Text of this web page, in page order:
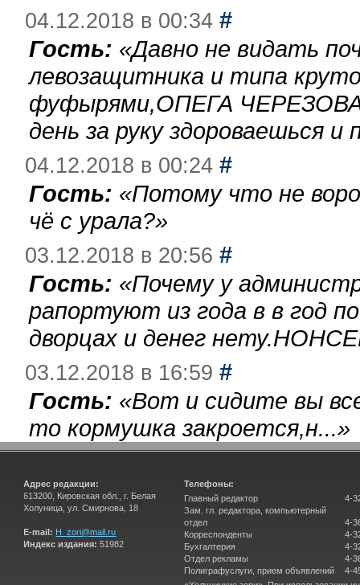
04.12.2018 в 00:34 #
Гость: «Давно не видать
левозащитника и типа
фуфырями,ОПЕГА
день за руку здороваешься
04.12.2018 в 00:24 #
Гость: «Потому что не
чё с урала?»
03.12.2018 в 20:56 #
Гость: «Почему у
рапортуют из года в в год
дворцах и денег
03.12.2018 в 16:59 #
Гость: «Вот и сидите вы
то кормушка закроется,н...»
Адрес редакции:
613200, Кировская обл., г. Белая
Холуница, ул. Смирнова, 18
E-mail: H_zori@mail.ru
Индекс издания: 51982
Телефоны:
Главный редактор
Зам. гл. редактора, компьютерный
отдел
Корреспонденты
Бухгалтерия
Отдел рекламы
Полиграфуслуги, прием объявлений
4-
4-
4-
4-
4-
4-